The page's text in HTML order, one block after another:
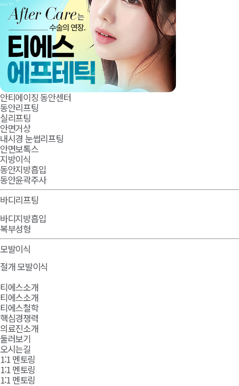
안티에이징 동안센터
동안리프팅
실리프팅
안면거상
내시경 눈썹리프팅
안면보톡스
지방이식
동안지방흡입
동안윤곽주사
바디리프팅
바디지방흡입
복부성형
모발이식
절개 모발이식
티에스소개
티에스소개
티에스철학
핵심경쟁력
의료진소개
둘러보기
오시는길
1:1 멘토링
1:1 멘토링
1:1 멘토링